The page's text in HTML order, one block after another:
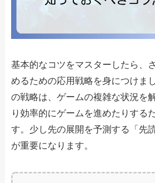
基本的なコツをマスターしたら、
めるための応用戦略を身につけま
の戦略は、ゲームの複雑な状況を
り効率的にゲームを進めたりする
す。少し先の展開を予測する「先
が重要になります。